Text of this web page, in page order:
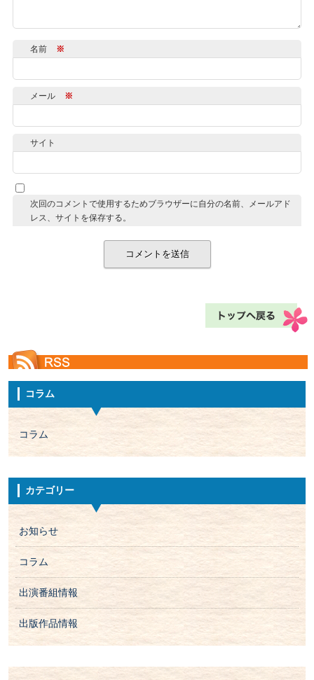
名前 ※
メール ※
サイト
次回のコメントで使用するためブラウザーに自分の名前、メールアド
レス、サイトを保存する。
コラム
コラム
カテゴリー
お知らせ
コラム
出演番組情報
出版作品情報